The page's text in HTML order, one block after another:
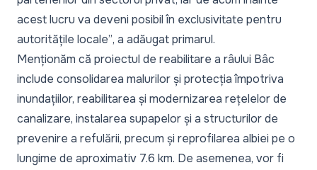
acest lucru va deveni posibil în exclusivitate pentru
autoritățile locale”, a adăugat primarul.
Menționăm că proiectul de reabilitare a râului Bâc
include consolidarea malurilor și protecția împotriva
inundațiilor, reabilitarea și modernizarea rețelelor de
canalizare, instalarea supapelor și a structurilor de
prevenire a refulării, precum și reprofilarea albiei pe o
lungime de aproximativ 7.6 km. De asemenea, vor fi